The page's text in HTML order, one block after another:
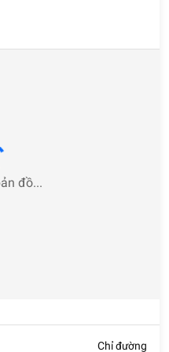
ăn thông minh. Mỗi loại
với gia đình tiêu chuẩn chỉ
nhỏ gọn này, bạn có thể
cứ đâu. Do đó rất thích hợp
thể thích hợp hơn cho
năng đáp ứng cho 6 người,
đồ...
Chỉ đường